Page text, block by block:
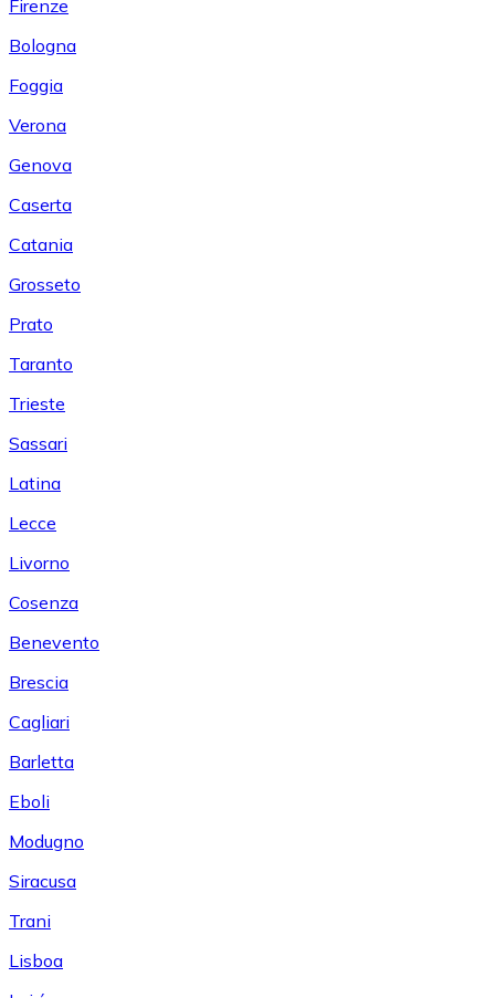
Firenze
Bologna
Foggia
Verona
Genova
Caserta
Catania
Grosseto
Prato
Taranto
Trieste
Sassari
Latina
Lecce
Livorno
Cosenza
Benevento
Brescia
Cagliari
Barletta
Eboli
Modugno
Siracusa
Trani
Lisboa